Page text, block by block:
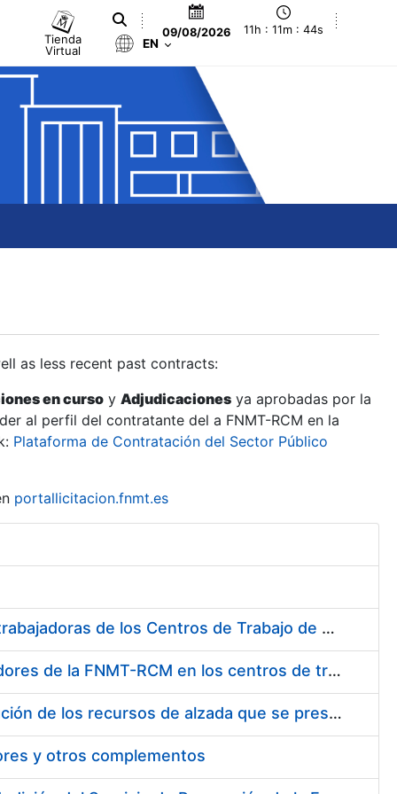
Tienda
Virtual
09/08/2026 11h : 11m : 45s
EN
as less recent past contracts:
en curso y Adjudicaciones ya aprobadas por la
al perfil del contratante del a FNMT-RCM en la
Plataforma de Contratación del Sector Público
portallicitacion.fnmt.es
Suministro de Protectores Auditivos a medida para las personas trabajadoras de los Centros de Trabajo de Madrid y Burgos
Suministro de gafas graduadas antiproyecciones para los trabajadores de la FNMT-RCM en los centros de trabajo de Madrid y Burgos
Servicios de una empresa externa para el asesoramiento y resolución de los recursos de alzada que se presentan relacionados con procesos de selección para la FNMT-RCM
y otros complementos